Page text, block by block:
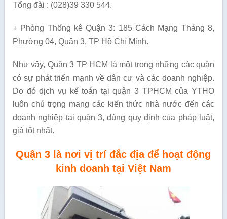
Tổng đài : (028)39 330 544.
+ Phòng Thống kê Quận 3: 185 Cách Mạng Tháng 8,
Phường 04, Quận 3, TP Hồ Chí Minh.
Như vậy, Quận 3 TP HCM là một trong những các quận
có sự phát triển mạnh về dân cư và các doanh nghiệp.
Do đó dịch vụ kế toán tại quận 3 TPHCM của YTHO
luôn chú trọng mang các kiến thức nhà nước đến các
doanh nghiệp tại quận 3, đúng quy định của pháp luật,
giá tốt nhất.
Quận 3 là nơi vị trí đắc địa để hoạt động
kinh doanh tại Việt Nam